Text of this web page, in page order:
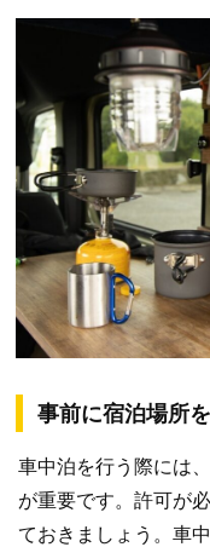
事前に宿泊場所
車中泊を行う際には
が重要です。許可が
ておきましょう。車